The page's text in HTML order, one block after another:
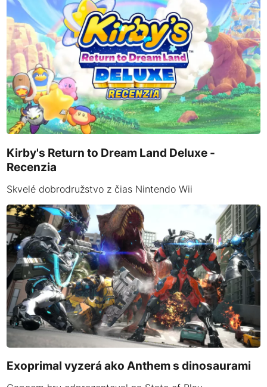
Kirby's Return to Dream Land Deluxe -
Recenzia
Skvelé dobrodružstvo z čias Nintendo Wii
Exoprimal vyzerá ako Anthem s dinosaurami